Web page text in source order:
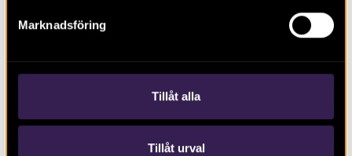
Marknadsföring
Tillåt alla
Tillåt urval
RAPPORT 2017:127
Trafikplats Lunds Södra på väg E22